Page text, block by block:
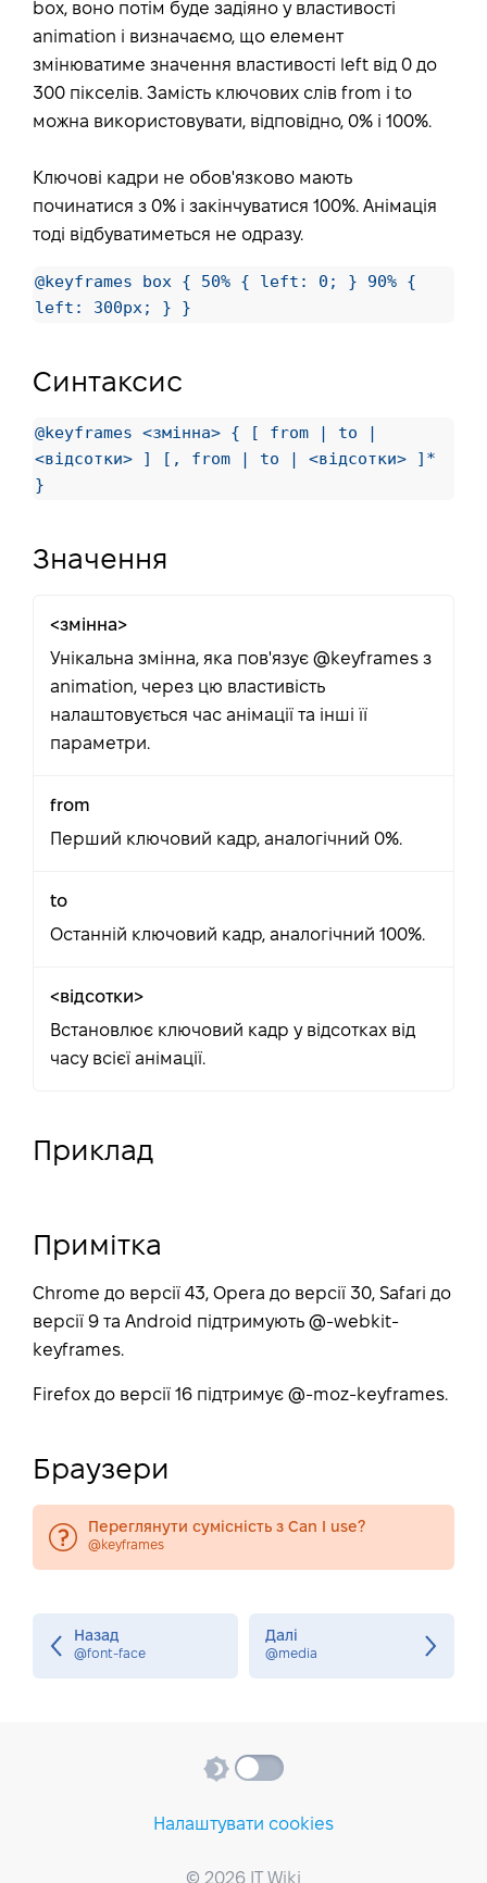
box, воно потім буде задіяно у властивості
animation і визначаємо, що елемент
змінюватиме значення властивості left від 0 до
300 пікселів. Замість ключових слів from і to
можна використовувати, відповідно, 0% і 100%.
Ключові кадри не обов'язково мають
починатися з 0% і закінчуватися 100%. Анімація
тоді відбуватиметься не одразу.
@keyframes box { 50% { left: 0; } 90% {
left: 300px; } }
Синтаксис
@keyframes <змінна> { [ from | to |
<відсотки> ] [, from | to | <відсотки> ]*
}
Значення
<змінна>
Унікальна змінна, яка пов'язує @keyframes з
animation, через цю властивість
налаштовується час анімації та інші її
параметри.
from
Перший ключовий кадр, аналогічний 0%.
to
Останній ключовий кадр, аналогічний 100%.
<відсотки>
Встановлює ключовий кадр у відсотках від
часу всієї анімації.
Приклад
Примітка
Chrome до версії 43, Opera до версії 30, Safari до
версії 9 та Android підтримують @-webkit-
keyframes.
Firefox до версії 16 підтримує @-moz-keyframes.
Браузери
Переглянути сумісність з Can I use?
@keyframes
Назад
@font-face
Далі
@media
Налаштувати cookies
© 2026 IT Wiki